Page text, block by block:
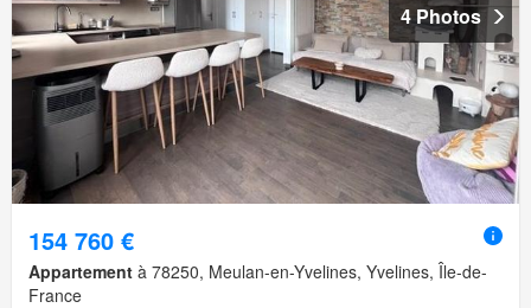
4 Photos
154 760 €
Appartement à 78250, Meulan-en-Yvelines, Yvelines, Île-de-
France